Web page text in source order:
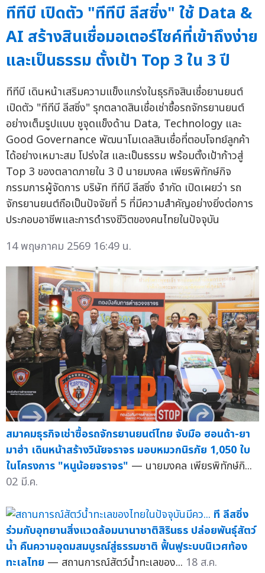
ทีทีบี เปิดตัว "ทีทีบี ลีสซิ่ง" ใช้ Data &
AI สร้างสินเชื่อมอเตอร์ไซค์ที่เข้าถึงง่าย
และเป็นธรรม ตั้งเป้า Top 3 ใน 3 ปี
ทีทีบี เดินหน้าเสริมความแข็งแกร่งในธุรกิจสินเชื่อยานยนต์
เปิดตัว "ทีทีบี ลีสซิ่ง" รุกตลาดสินเชื่อเช่าซื้อรถจักรยานยนต์
อย่างเต็มรูปแบบ ชูจุดแข็งด้าน Data, Technology และ
Good Governance พัฒนาโมเดลสินเชื่อที่ตอบโจทย์ลูกค้า
ได้อย่างเหมาะสม โปร่งใส และเป็นธรรม พร้อมตั้งเป้าก้าวสู่
Top 3 ของตลาดภายใน 3 ปี นายมงคล เพียรพิทักษ์กิจ
กรรมการผู้จัดการ บริษัท ทีทีบี ลีสซิ่ง จำกัด เปิดเผยว่า รถ
จักรยานยนต์ถือเป็นปัจจัยที่ 5 ที่มีความสำคัญอย่างยิ่งต่อการ
ประกอบอาชีพและการดำรงชีวิตของคนไทยในปัจจุบัน
14 พฤษภาคม 2569 16:49 น.
สมาคมธุรกิจเช่าซื้อรถจักรยานยนต์ไทย จับมือ ฮอนด้า-ยา
มาฮ่า เดินหน้าสร้างวินัยจราจร มอบหมวกนิรภัย 1,050 ใบ
ในโครงการ "หนูน้อยจราจร" — นายมงคล เพียรพิทักษ์กิ...
02 มี.ค.
ที ลีสซิ่ง
ร่วมกับอุทยานสิ่งแวดล้อมนานาชาติสิรินธร ปล่อยพันธุ์สัตว์
น้ำ คืนความอุดมสมบูรณ์สู่ธรรมชาติ ฟื้นฟูระบบนิเวศท้อง
ทะเลไทย — สถานการณ์สัตว์น้ำทะเลของ... 18 ส.ค.